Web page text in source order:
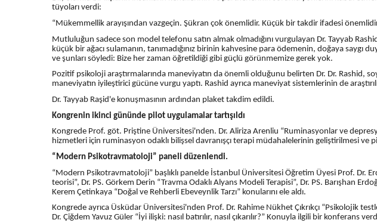
tüyoları verdi:
“Mükemmellik arayışından vazgeçin. Şükran çok önemlidir. Küçük bir takdir ifadesi
Mutluluğun sadece son model telefonu satın almak olmadığını vurgulayan Dr. Tayyab
küçük bir ağacı sulamanın, tanımadığınız birinin kahvesine para ödemenin, doğaya saygı
ve şunları söyledi: Bize her zaman öğretildiği gibi güçlü görünmemize gerek yok.
Pozitif psikoloji araştırmalarında maneviyatın da önemli olduğunu belirten Dr. Dr. Rashid,
maneviyatın iyileştirici gücüne vurgu yaptı. Rashid ayrıca maneviyat sistemlerinin de
Dr. Tayyab Raşid'e konuşmasının ardından plaket takdim edildi.
Kongrenin ikinci gününde pilot uygulamalar tartışıldı
Kongrede Prof. göt. Priştine Üniversitesi'nden. Dr. Aliriza Arenliu “Ruminasyonlar ve
hizmetleri için ruminasyon odaklı bilişsel davranışçı terapi müdahalelerinin geliştirilmesi ve
“Modern Psikotravmatoloji” paneli düzenlendi.
“Modern Psikotravmatoloji” başlıklı panelde İstanbul Üniversitesi Öğretim Üyesi Prof. Dr.
teorisi”, Dr. PS. Görkem Derin “Travma Odaklı Alyans Modeli Terapisi”, Dr. PS. Barışhan
Kerem Çetinkaya “Doğal ve Rehberli Ebeveynlik Tarzı” konularını ele aldı.
Kongrede ayrıca Üsküdar Üniversitesi'nden Prof. Dr. Rahime Nükhet Çıkrıkçı “Psikolojik
Dr. Çiğdem Yavuz Güler “İyi ilişki: nasıl batırılır, nasıl çıkarılır?” Konuyla ilgili bir konferans